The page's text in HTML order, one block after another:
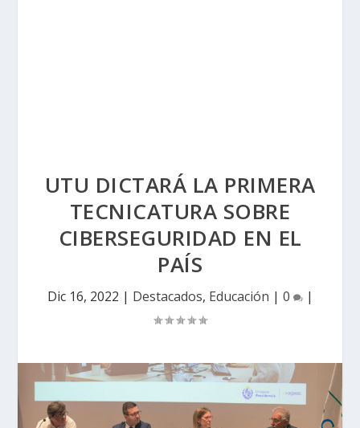
UTU DICTARÁ LA PRIMERA
TECNICATURA SOBRE
CIBERSEGURIDAD EN EL
PAÍS
Dic 16, 2022 | Destacados, Educación | 0 |